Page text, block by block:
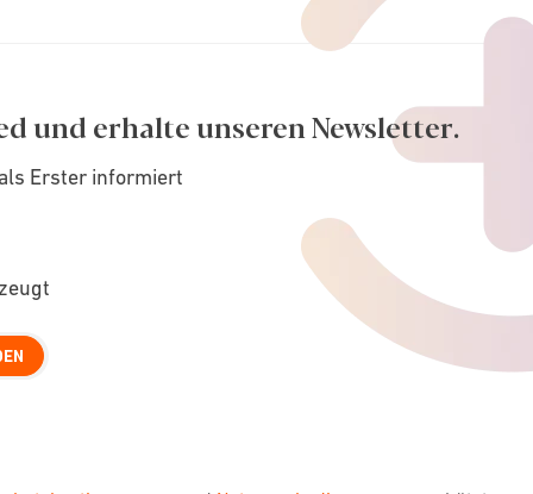
und erhalte unseren Newsletter.
Erster informiert